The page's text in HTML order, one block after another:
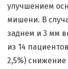
улучшением
мишени. В
заднем и 3 мм
из 14
2,5%)